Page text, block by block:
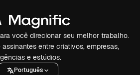
você direcionar seu melhor trabalho.
assinantes entre criativos, empresas,
e estúdios.
Português